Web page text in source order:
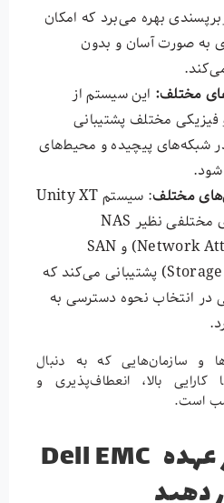
بهره می‌برد که امکان
به صورت آسان و بدون
مختلف: این سیستم از
مختلف پشتیبانی
شبکه‌های پیچیده و محیط‌های
شود.
مختلف
: سیستم Unity XT
880F از پروتکل‌های مختلفی نظیر NAS
(Network Attached Storage) و SAN
(Storage Area Network) پشتیبانی می‌کند که
در انتخاب نحوه دسترسی به
و سازمان‌هایی که به دنبال
بالا، انعطاف‌پذیری و
است.
مراکزداده را بر عهده Dell EMC